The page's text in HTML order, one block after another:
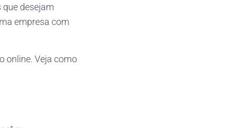
desejam
empresa com
online. Veja como